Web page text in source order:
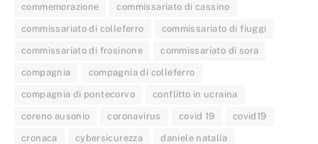
commemorazione commissariato di cassino
commissariato di colleferro commissariato di fiuggi
commissariato di frosinone commissariato di sora
compagnia compagnia di colleferro
compagnia di pontecorvo conflitto in ucraina
coreno ausonio coronavirus covid 19 covid19
cronaca cybersicurezza daniele natalia